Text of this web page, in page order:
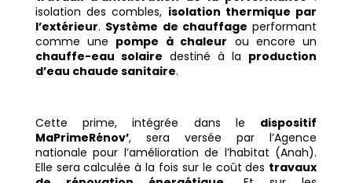
isolation des combles, isolation thermique par
l’extérieur. Système de chauffage performant
comme une pompe à chaleur ou encore un
chauffe-eau solaire destiné à la production
d’eau chaude sanitaire.
Cette prime, intégrée dans le dispositif
MaPrimeRénov’, sera versée par l’Agence
nationale pour l’amélioration de l’habitat (Anah).
Elle sera calculée à la fois sur le coût des travaux